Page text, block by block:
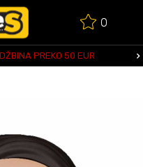
0
PREKO 50 EUR